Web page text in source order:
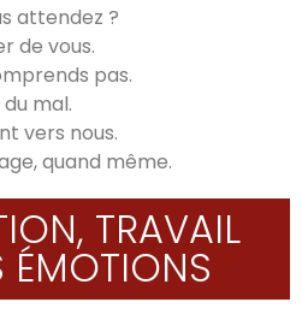
attendez ?
de vous.
pas.
mal.
vers nous.
quand même.
TRAVAIL
ÉMOTIONS